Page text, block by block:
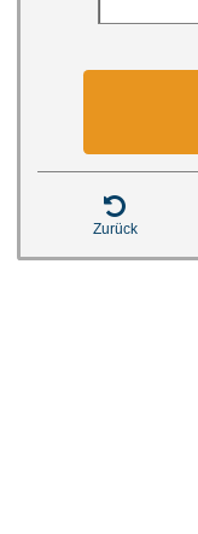

Zurück